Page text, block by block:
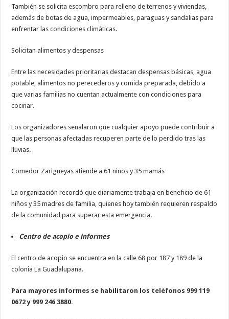
También se solicita escombro para relleno de terrenos y viviendas,
además de botas de agua, impermeables, paraguas y sandalias para
enfrentar las condiciones climáticas.
Solicitan alimentos y despensas
Entre las necesidades prioritarias destacan despensas básicas, agua
potable, alimentos no perecederos y comida preparada, debido a
que varias familias no cuentan actualmente con condiciones para
cocinar.
Los organizadores señalaron que cualquier apoyo puede contribuir a
que las personas afectadas recuperen parte de lo perdido tras las
lluvias.
Comedor Zarigüeyas atiende a 61 niños y 35 mamás
La organización recordó que diariamente trabaja en beneficio de 61
niños y 35 madres de familia, quienes hoy también requieren respaldo
de la comunidad para superar esta emergencia.
Centro de acopio e informes
El centro de acopio se encuentra en la calle 68 por 187 y 189 de la
colonia La Guadalupana.
Para mayores informes se habilitaron los teléfonos 999 119
0672 y 999 246 3880.